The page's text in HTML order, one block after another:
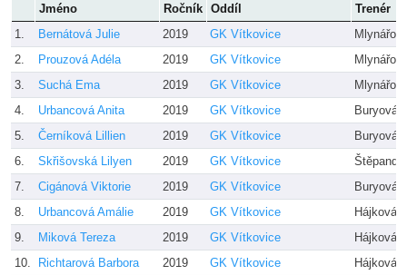
Jméno Ročník Oddíl
Trenér
1.
Bernátová Julie 2019 GK Vítkovice
2.
Prouzová Adéla 2019 GK Vítkovice
3.
Suchá Ema 2019 GK Vítkovice
4.
Urbancová Anita 2019 GK Vítkovice
Buryová,
5.
Černíková Lillien 2019 GK Vítkovice
Buryová,
6.
Skřišovská Lilyen 2019 GK Vítkovice
7.
Cigánová Viktorie 2019 GK Vítkovice
Buryová,
8.
Urbancová Amálie 2019 GK Vítkovice
Hájková,
9.
Miková Tereza 2019 GK Vítkovice
Hájková,
10.
Richtarová Barbora 2019 GK Vítkovice
Hájková,